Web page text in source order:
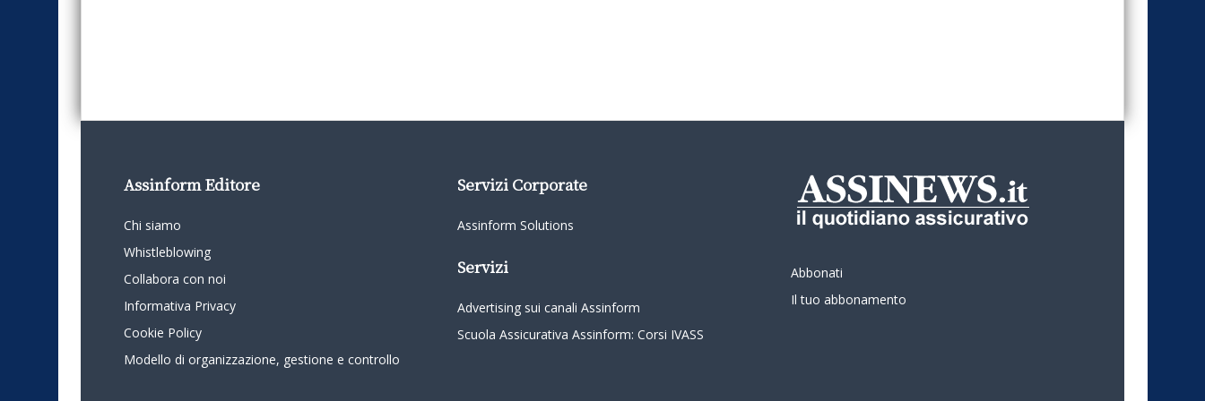
Assinform Editore
Chi siamo
Whistleblowing
Collabora con noi
Informativa Privacy
Cookie Policy
Modello di organizzazione, gestione e controllo
Servizi Corporate
Assinform Solutions
Servizi
Advertising sui canali Assinform
Scuola Assicurativa Assinform: Corsi IVASS
Abbonati
Il tuo abbonamento